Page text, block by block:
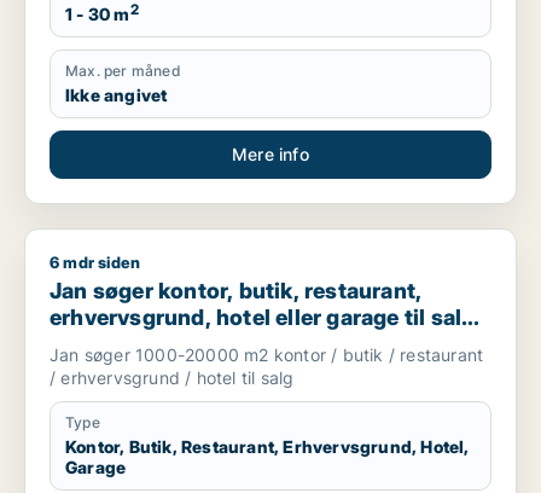
1 - 30 m2
Max. per måned
Ikke angivet
Mere info
Jan søger kontor, butik, restaurant, erhvervsgrund, hotel
6 mdr siden
Jan søger kontor, butik, restaurant,
erhvervsgrund, hotel eller garage til salg i
København, Kongens Lyngby eller
Gentofte
Jan søger 1000-20000 m2 kontor / butik / restaurant
/ erhvervsgrund / hotel til salg
Type
Kontor, Butik, Restaurant, Erhvervsgrund, Hotel,
Garage